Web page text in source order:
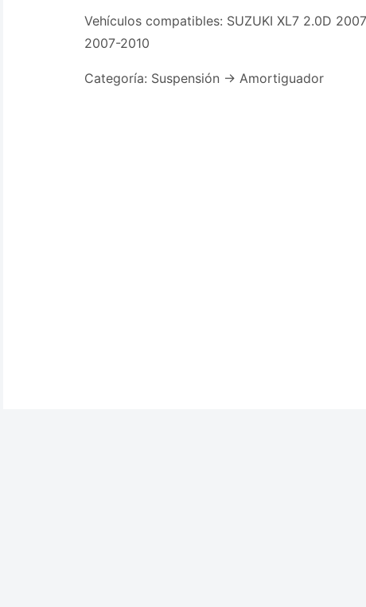
Vehículos compatibles: SUZUKI XL7 2.0D
2007-2010
Categoría: Suspensión -> Amortiguador